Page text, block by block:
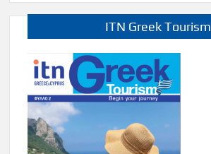
ITN Greek Tourism